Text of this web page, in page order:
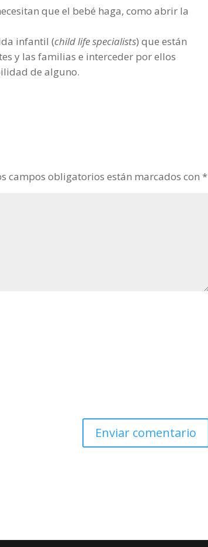
que el bebé haga, como abrir la
infantil (child life specialists) que están
y las familias e interceder por ellos
de alguno.
campos obligatorios están marcados con *